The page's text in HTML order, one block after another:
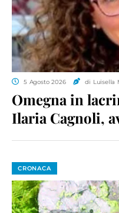
5 Agosto 2026 di Luisella
Omegna in
Ilaria Cagnoli,
CRONACA